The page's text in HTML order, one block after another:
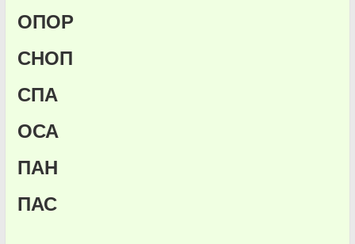
ОПОР
СНОП
СПА
ОСА
ПАН
ПАС